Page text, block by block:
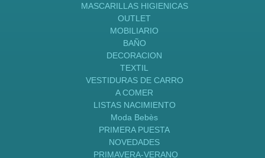
MASCARILLAS HIGIENICAS
OUTLET
MOBILIARIO
BAÑO
DECORACION
TEXTIL
VESTIDURAS DE CARRO
A COMER
LISTAS NACIMIENTO
Moda Bebès
PRIMERA PUESTA
NOVEDADES
PRIMAVERA-VERANO